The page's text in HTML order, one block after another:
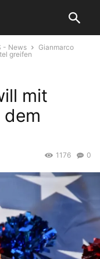
- News
Gianmarco
greifen
mit
dem
0
1176